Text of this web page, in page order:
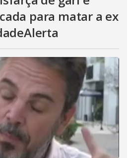
para matar a ex